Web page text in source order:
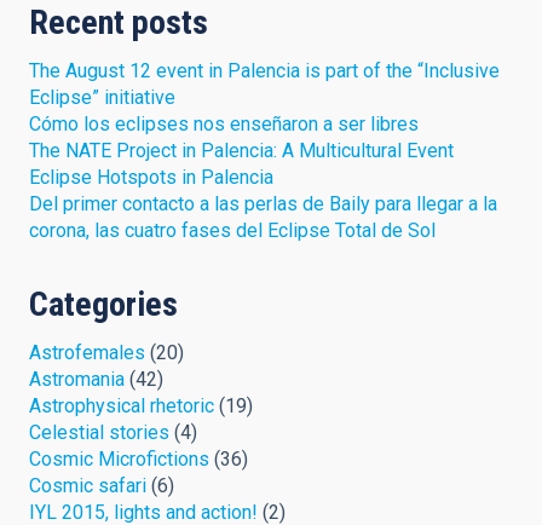
Recent posts
The August 12 event in Palencia is part of the “Inclusive
Eclipse” initiative
Cómo los eclipses nos enseñaron a ser libres
The NATE Project in Palencia: A Multicultural Event
Eclipse Hotspots in Palencia
Del primer contacto a las perlas de Baily para llegar a la
corona, las cuatro fases del Eclipse Total de Sol
Categories
Astrofemales (20)
Astromania (42)
Astrophysical rhetoric (19)
Celestial stories (4)
Cosmic Microfictions (36)
Cosmic safari (6)
IYL 2015, lights and action! (2)